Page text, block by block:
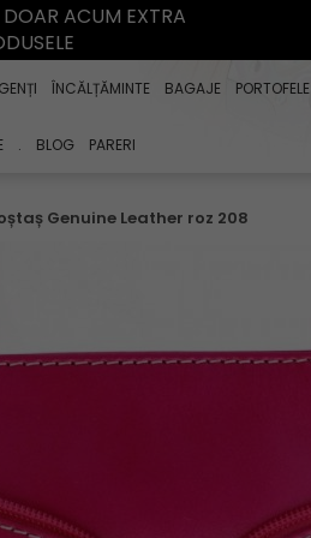
ACUM EXTRA
GENȚI ÎNCĂLȚĂMINTE BAGAJE PORTOFELE
. BLOG PARERI
Genuine Leather roz 208